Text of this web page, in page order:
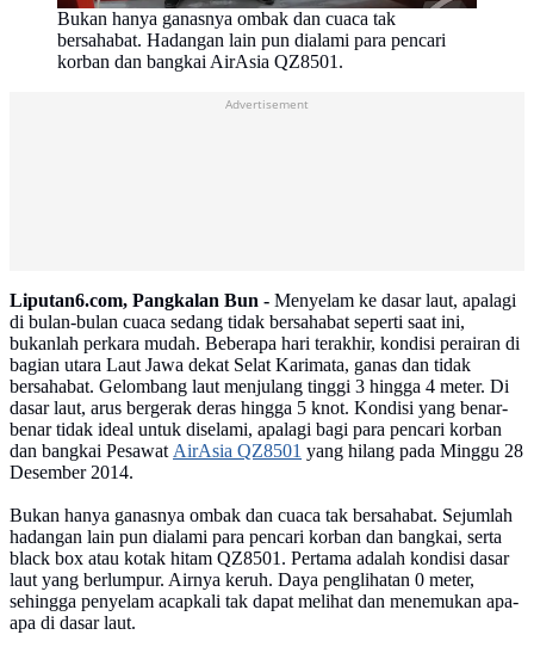
Bukan hanya ganasnya ombak dan cuaca tak
bersahabat. Hadangan lain pun dialami para pencari
korban dan bangkai AirAsia QZ8501.
Liputan6.com, Pangkalan Bun - Menyelam ke dasar laut, apalagi
di bulan-bulan cuaca sedang tidak bersahabat seperti saat ini,
bukanlah perkara mudah. Beberapa hari terakhir, kondisi perairan di
bagian utara Laut Jawa dekat Selat Karimata, ganas dan tidak
bersahabat. Gelombang laut menjulang tinggi 3 hingga 4 meter. Di
dasar laut, arus bergerak deras hingga 5 knot. Kondisi yang benar-
benar tidak ideal untuk diselami, apalagi bagi para pencari korban
dan bangkai PesawatAirAsia QZ8501 yang hilang pada Minggu 28
Desember 2014.
Bukan hanya ganasnya ombak dan cuaca tak bersahabat. Sejumlah
hadangan lain pun dialami para pencari korban dan bangkai, serta
black box atau kotak hitam QZ8501. Pertama adalah kondisi dasar
laut yang berlumpur. Airnya keruh. Daya penglihatan 0 meter,
sehingga penyelam acapkali tak dapat melihat dan menemukan apa-
apa di dasar laut.